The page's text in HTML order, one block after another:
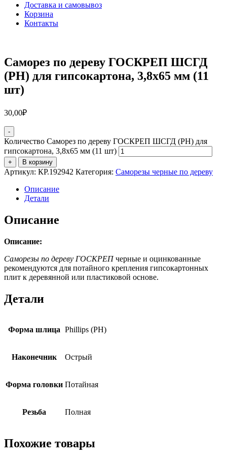
Доставка и самовывоз
Корзина
Контакты
Саморез по дереву ГОСКРЕП ШСГД
(PH) для гипсокартона, 3,8х65 мм (11
шт)
30,00₽
-
Количество Саморез по дереву ГОСКРЕП ШСГД (PH) для
гипсокартона, 3,8х65 мм (11 шт)
+ В корзину
Артикул: КР.192942 Категория: Саморезы черные по дереву
Описание
Детали
Описание
Описание:
Саморезы по дереву ГОСКРЕПчерные и оцинкованные
рекомендуются для потайного крепления гипсокартонных
плит к деревянной или пластиковой основе.
Детали
Форма шлица Phillips (PH)
Наконечник Острый
Форма головки Потайная
Резьба Полная
Похожие товары